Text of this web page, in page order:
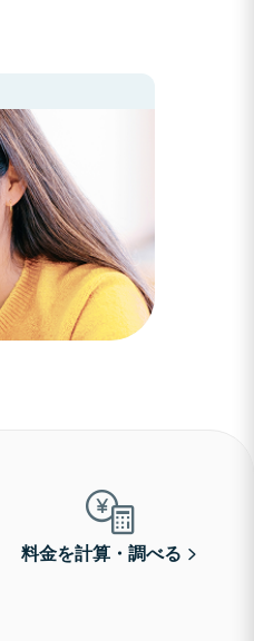
料金を計算・調べる